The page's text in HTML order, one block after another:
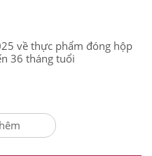
về thực phẩm đóng hộp
36 tháng tuổi